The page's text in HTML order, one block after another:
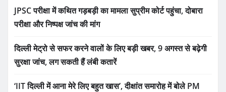
JPSC परीक्षा में कथित गड़बड़ी का मामला सुप्रीम कोर्ट पहुंचा, दोबारा
परीक्षा और निष्पक्ष जांच की मांग
दिल्ली मेट्रो से सफर करने वालों के लिए बड़ी खबर, 9 अगस्त से बढ़ेगी
सुरक्षा जांच, लग सकती हैं लंबी कतारें
‘IIT दिल्ली में आना मेरे लिए बहुत खास’, दीक्षांत समारोह में बोले PM